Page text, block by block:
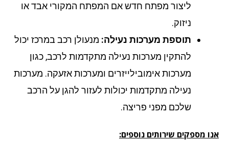
ליצור מפתח חדש אם המפתח המקורי אבד או
ניזוק.
תוספת מערכות נעילה:מנעולן רכב במרכז יכול
להתקין מערכות נעילה מתקדמות לרכב, כגון
מערכות אימובילייזרים ומערכות אזעקה. מערכות
נעילה מתקדמות יכולות לעזור להגן על הרכב
שלכם מפני פריצה.
מספקים שירותים נוספים: